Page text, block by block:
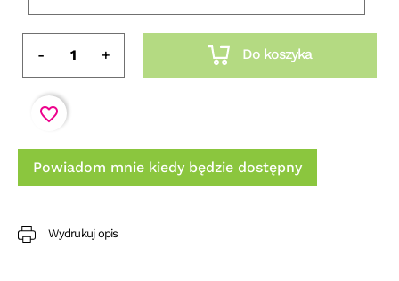
Do koszyka
- +
favorite_border
Powiadom mnie kiedy będzie dostępny
Wydrukuj opis